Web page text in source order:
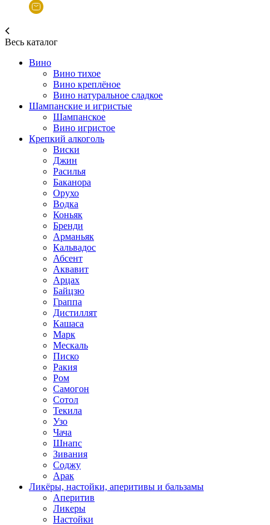
Весь каталог
Вино
Вино тихое
Вино креплёное
Вино натуральное сладкое
Шампанские и игристые
Шампанское
Вино игристое
Крепкий алкоголь
Виски
Джин
Расилья
Баканора
Орухо
Водка
Коньяк
Бренди
Арманьяк
Кальвадос
Абсент
Аквавит
Арцах
Байцзю
Граппа
Дистиллят
Кашаса
Марк
Мескаль
Писко
Ракия
Ром
Самогон
Сотол
Текила
Узо
Чача
Шнапс
Зивания
Соджу
Арак
Ликёры, настойки, аперитивы и бальзамы
Аперитив
Ликеры
Настойки